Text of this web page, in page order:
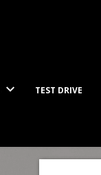
TEST DRIVE